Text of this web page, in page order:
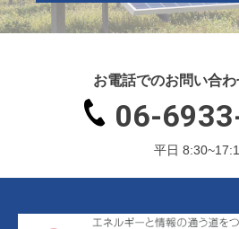
お電話でのお問い合
06-
平日